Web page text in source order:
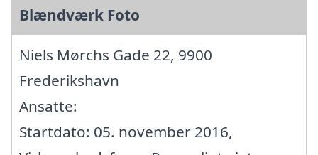
Blændværk Foto
Niels Mørchs Gade 22, 9900
Frederikshavn
Ansatte:
Startdato: 05. november 2016,